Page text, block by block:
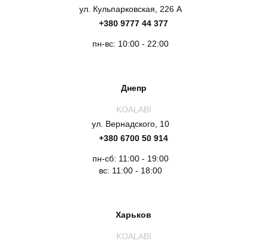
ул. Кульпарковская, 226 А
+380 9777 44 377
пн-вс: 10:00 - 22:00
Днепр
KOALABI
ул. Вернадского, 10
+380 6700 50 914
пн-сб: 11:00 - 19:00
вс: 11:00 - 18:00
Харьков
KOALABI